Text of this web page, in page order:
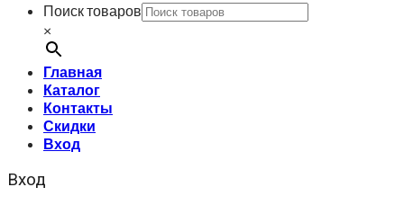
Поиск товаров
×
Главная
Каталог
Контакты
Скидки
Вход
Вход